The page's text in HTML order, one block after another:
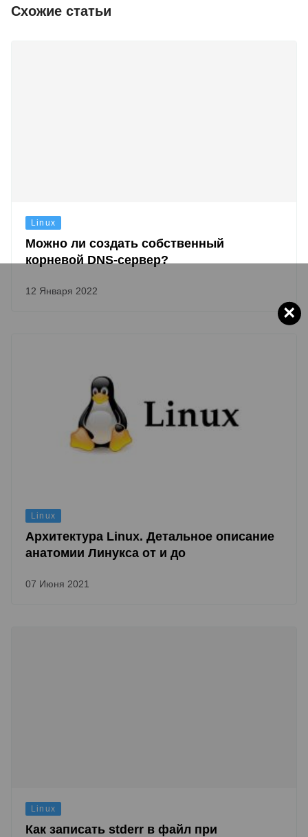
Схожие статьи
Linux
Можно ли создать собственный
корневой DNS-сервер?
12 Января 2022
Linux
Архитектура Linux. Детальное описание
анатомии Линукса от и до
07 Июня 2021
Linux
Как записать stderr в файл при
×